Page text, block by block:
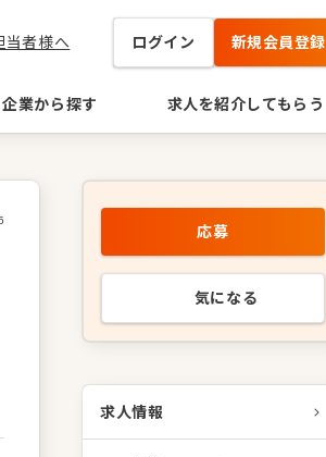
当者様へ ログイン 新規会員登録
企業から探す 求人を紹介してもらう
応募
気になる
求人情報